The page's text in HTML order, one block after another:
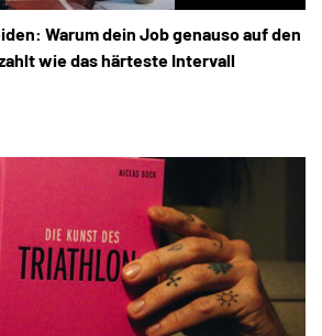
Warum dein Job genauso auf den
wie das härteste Intervall